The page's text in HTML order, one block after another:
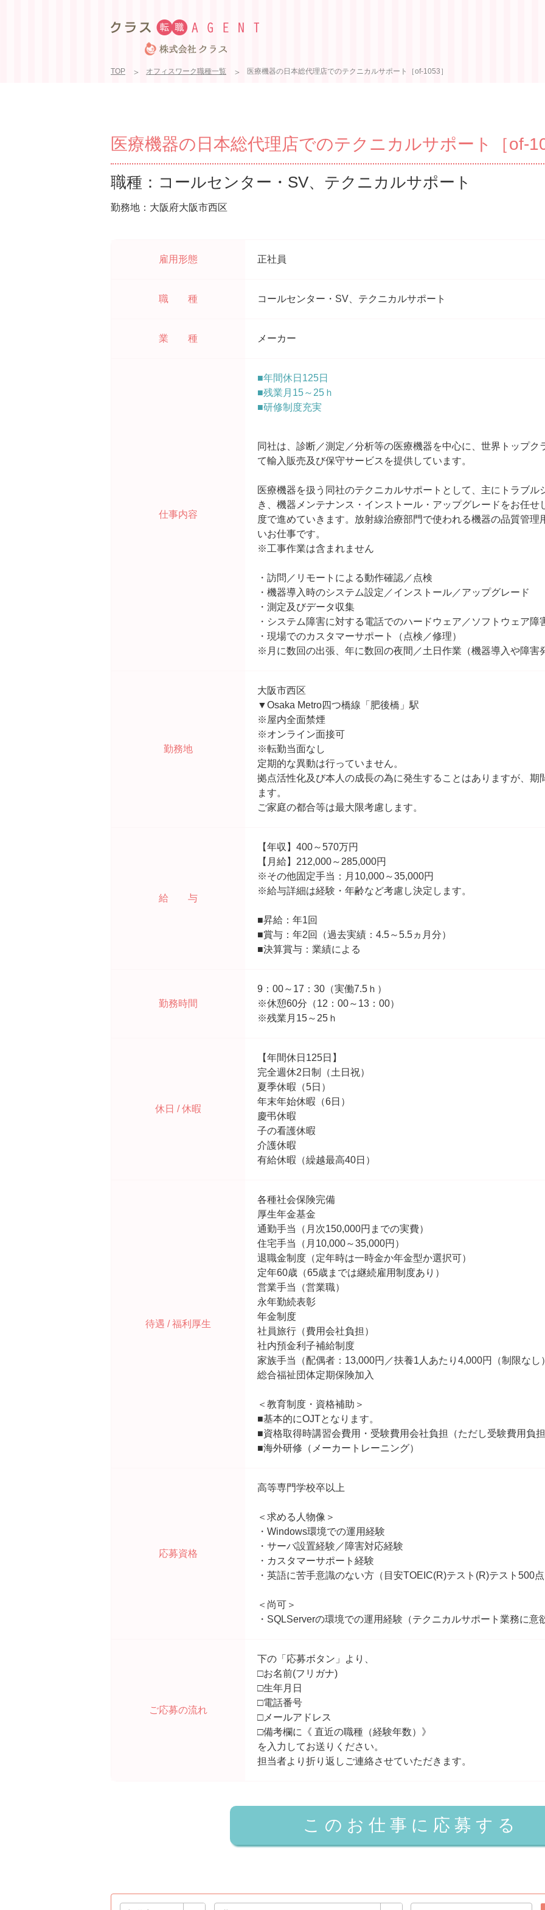
TOP オフィスワーク職種一覧 医療機器の日本総代理店でのテクニカルサポート［of-1053］
医療機器の日本総代理店でのテクニカルサポート［of-
職種：コールセンター・SV、テクニカルサポート
勤務地：大阪府大阪市西区
雇用形態 正社員
職 種 コールセンター・SV、テクニカルサポート
業 種 メーカー
仕事内容
■年間休日125日
■残業月15～25ｈ
■研修制度充実
同社は、診断／測定／分析等の医療機器を中心に、世界トップ
て輸入販売及び保守サービスを提供しています。
医療機器を扱う同社のテクニカルサポートとして、主にトラブル
き、機器メンテナンス・インストール・アップグレードをお任
度で進めていきます。放射線治療部門で使われる機器の品質管
いお仕事です。
※工事作業は含まれません
・訪問／リモートによる動作確認／点検
・機器導入時のシステム設定／インストール／アップグレード
・測定及びデータ収集
・システム障害に対する電話でのハードウェア／ソフトウェア障
・現場でのカスタマーサポート（点検／修理）
※月に数回の出張、年に数回の夜間／土日作業（機器導入や障害
勤務地
大阪市西区
▼Osaka Metro四つ橋線「肥後橋」駅
※屋内全面禁煙
※オンライン面接可
※転勤当面なし
定期的な異動は行っていません。
拠点活性化及び本人の成長の為に発生することはありますが、期
ます。
ご家庭の都合等は最大限考慮します。
給 与
【年収】400～570万円
【月給】212,000～285,000円
※その他固定手当：月10,000～35,000円
※給与詳細は経験・年齢など考慮し決定します。
■昇給：年1回
■賞与：年2回（過去実績：4.5～5.5ヵ月分）
■決算賞与：業績による
勤務時間
9：00～17：30（実働7.5ｈ）
※休憩60分（12：00～13：00）
※残業月15～25ｈ
休日 / 休暇
【年間休日125日】
完全週休2日制（土日祝）
夏季休暇（5日）
年末年始休暇（6日）
慶弔休暇
子の看護休暇
介護休暇
有給休暇（繰越最高40日）
待遇 / 福利厚生
各種社会保険完備
厚生年金基金
通勤手当（月次150,000円までの実費）
住宅手当（月10,000～35,000円）
退職金制度（定年時は一時金か年金型か選択可）
定年60歳（65歳までは継続雇用制度あり）
営業手当（営業職）
永年勤続表彰
年金制度
社員旅行（費用会社負担）
社内預金利子補給制度
家族手当（配偶者：13,000円／扶養1人あたり4,000円（制限なし
総合福祉団体定期保険加入
＜教育制度・資格補助＞
■基本的にOJTとなります。
■資格取得時講習会費用・受験費用会社負担（ただし受験費用負
■海外研修（メーカートレーニング）
応募資格
高等専門学校卒以上
＜求める人物像＞
・Windows環境での運用経験
・サーバ設置経験／障害対応経験
・カスタマーサポート経験
・英語に苦手意識のない方（目安TOEIC(R)テスト(R)テスト
＜尚可＞
・SQLServerの環境での運用経験（テクニカルサポート業務に意
ご応募の流れ
下の「応募ボタン」より、
□お名前(フリガナ)
□生年月日
□電話番号
□メールアドレス
□備考欄に《 直近の職種（経験年数）》
を入力してお送りください。
担当者より折り返しご連絡させていただきます。